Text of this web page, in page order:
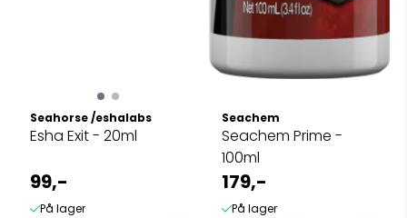
Seahorse /eshalabs
Esha Exit - 20ml
99,-
På lager
Seachem
Seachem Prime -
100ml
179,-
På lager